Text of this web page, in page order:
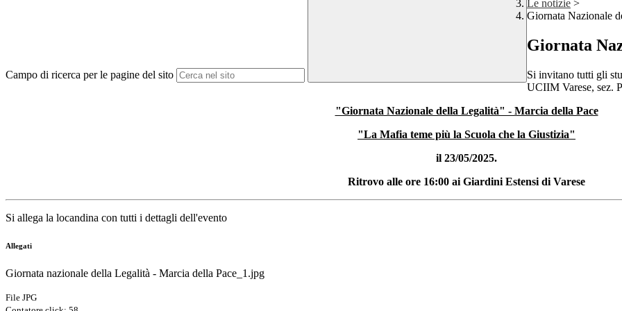
Campo di ricerca per le pagine del sito
Le notizie >
Giornata Nazionale
Giornata
Si invitano tutti gli
UCIIM Varese, sez.
"Giornata Nazionale della Legalità" - Marcia della Pace
"La Mafia teme più la Scuola che la Giustizia"
il 23/05/2025.
Ritrovo alle ore 16:00 ai Giardini Estensi di Varese
Si allega la locandina con tutti i dettagli dell'evento
Allegati
Giornata nazionale della Legalità - Marcia della Pace_1.jpg
File JPG